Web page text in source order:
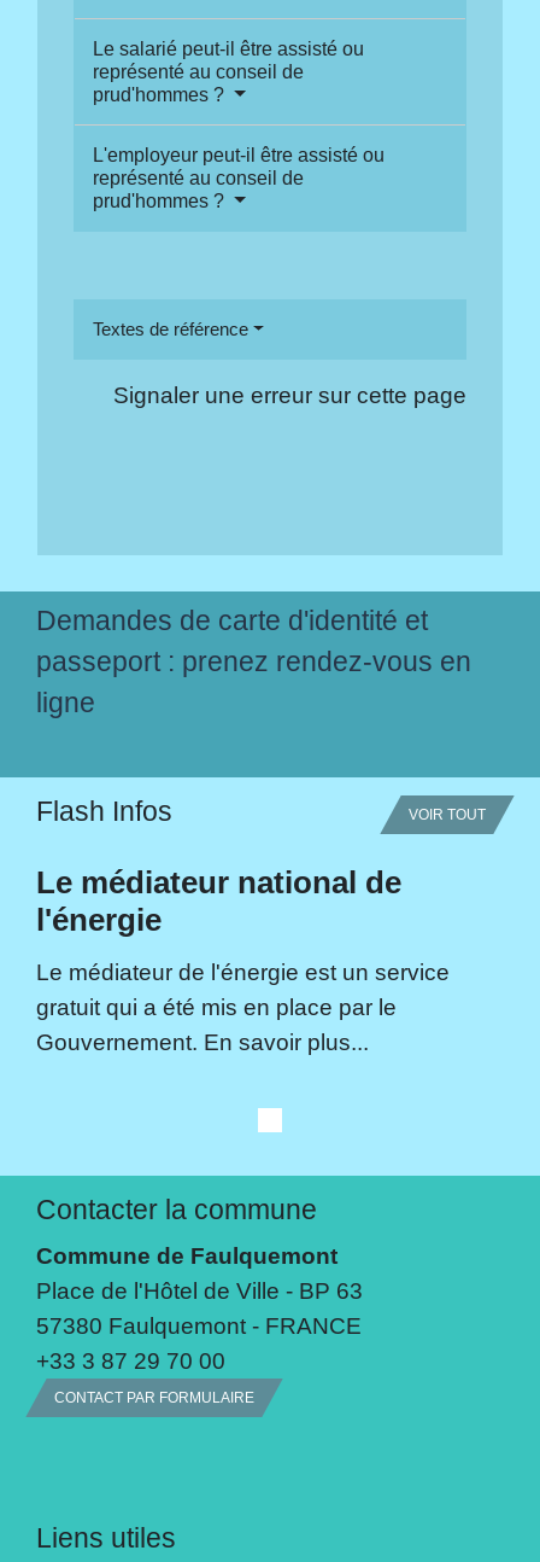
Le salarié peut-il être assisté ou
représenté au conseil de
prud'hommes ?
L'employeur peut-il être assisté ou
représenté au conseil de
prud'hommes ?
Textes de référence
Signaler une erreur sur cette page
Demandes de carte d'identité et
passeport : prenez rendez-vous en
ligne
Flash Infos VOIR TOUT
Le médiateur national de
l'énergie
Le médiateur de l'énergie est un service
gratuit qui a été mis en place par le
Gouvernement. En savoir plus...
Contacter la commune
Commune de Faulquemont
Place de l'Hôtel de Ville - BP 63
57380 Faulquemont - FRANCE
+33 3 87 29 70 00
CONTACT PAR FORMULAIRE
Liens utiles